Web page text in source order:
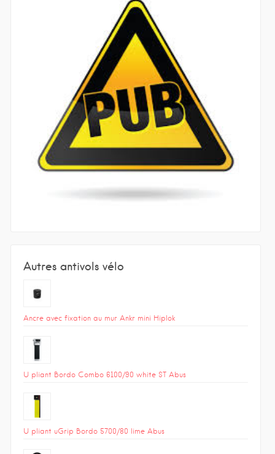
Autres antivols vélo
Ancre avec fixation au mur Ankr mini Hiplok
U pliant Bordo Combo 6100/90 white ST Abus
U pliant uGrip Bordo 5700/80 lime Abus